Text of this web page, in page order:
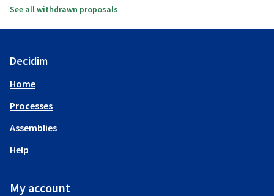
See all withdrawn proposals
Decidim
Home
Processes
Assemblies
Help
My account